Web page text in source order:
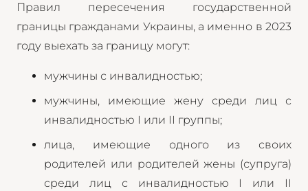
Правил пересечения государственной
границы гражданами Украины, а именно в 2023
году выехать за границу могут:
мужчины с инвалидностью;
мужчины, имеющие жену среди лиц с
инвалидностью I или II группы;
лица, имеющие одного из своих
родителей или родителей жены (супруга)
среди лиц с инвалидностью I или II